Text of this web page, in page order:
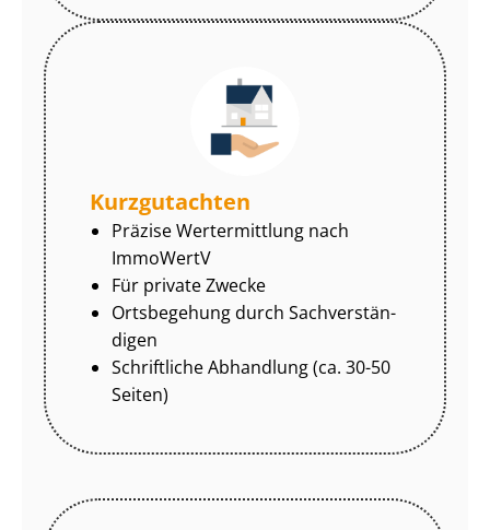
Kurzgutachten
Präzise Wertermittlung nach
ImmoWertV
Für private Zwecke
Ortsbegehung durch Sach­ver­stän­
di­gen
Schriftliche Abhandlung (ca. 30-50
Seiten)